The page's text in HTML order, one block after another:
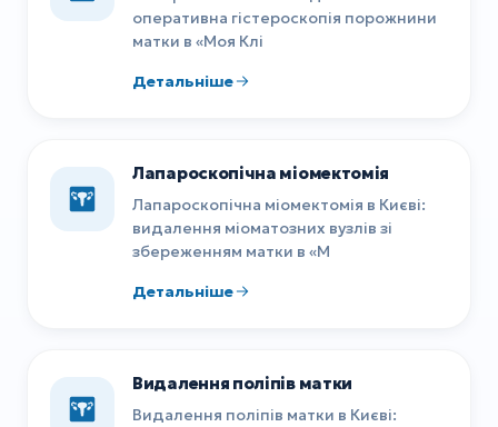
оперативна гістероскопія порожнини
матки в «Моя Клі
Детальніше
Лапароскопічна міомектомія
Лапароскопічна міомектомія в Києві:
видалення міоматозних вузлів зі
збереженням матки в «М
Детальніше
Видалення поліпів матки
Видалення поліпів матки в Києві: